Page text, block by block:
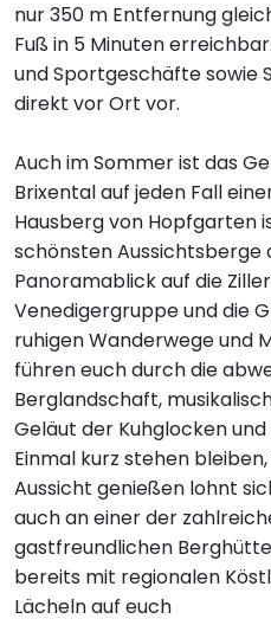
nur 350 m Entfernung
Fuß in 5 Minuten
und Sportgeschäfte sowie
direkt vor Ort vor.
Auch im Sommer ist das
Brixental auf jeden Fall
Hausberg von Hopfgarten
schönsten Aussichtsberge
Panoramablick auf die
Venedigergruppe und die
ruhigen Wanderwege und
führen euch durch die
Berglandschaft,
Geläut der Kuhglocken
Einmal kurz stehen
Aussicht genießen lohnt
auch an einer der
gastfreundlichen
bereits mit regionalen
Lächeln auf euch